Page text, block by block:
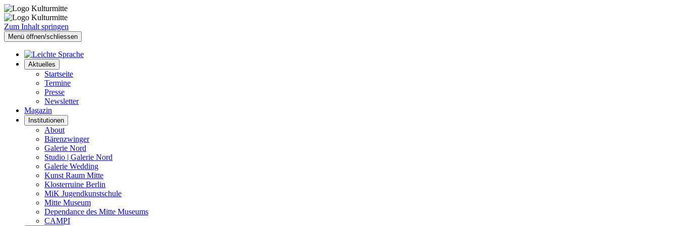
Zum Inhalt springen
Menü öffnen/schliessen
Aktuelles
Startseite
Termine
Presse
Newsletter
Magazin
Institutionen
About
Bärenzwinger
Galerie Nord
Studio | Galerie Nord
Galerie Wedding
Kunst Raum Mitte
Klosterruine Berlin
MiK Jugendkunstschule
Mitte Museum
Dependance des Mitte Museums
CAMPI